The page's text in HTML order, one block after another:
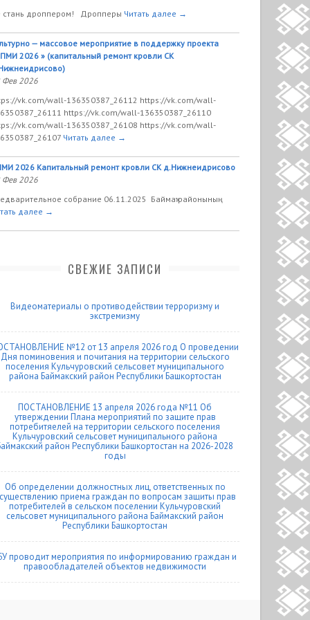
стань дроппером! Дропперы Читать далее →
— массовое мероприятие в поддержку проекта
2026 » (капитальный ремонт кровли СК
Фев 2026
vk.com/wall-136350387_26112 https://vk.com/wall-
https://vk.com/wall-136350387_26110
vk.com/wall-136350387_26108 https://vk.com/wall-
Читать далее →
2026 Капитальный ремонт кровли СК д.Нижнеидрисово
Фев 2026
собрание 06.11.2025 Баймаҡ районының
далее →
СВЕЖИЕ ЗАПИСИ
Видеоматериалы о противодействии терроризму и
экстремизму
№12 от 13 апреля 2026 год О проведении
Дня поминовения и почитания на территории сельского
поселения Кульчуровский сельсовет муниципального
района Баймакский район Республики Башкортостан
ПОСТАНОВЛЕНИЕ 13 апреля 2026 года №11 Об
утверждении Плана мероприятий по защите прав
потребитяелей на территории сельского поселения
Кульчуровский сельсовет муниципального района
район Республики Башкортостан на 2026-2028
годы
Об определении должностных лиц, ответственных по
приема граждан по вопросам защиты прав
потребителей в сельском поселении Кульчуровский
сельсовет муниципального района Баймакский район
Республики Башкортостан
проводит мероприятия по информированию граждан и
правообладателей объектов недвижимости